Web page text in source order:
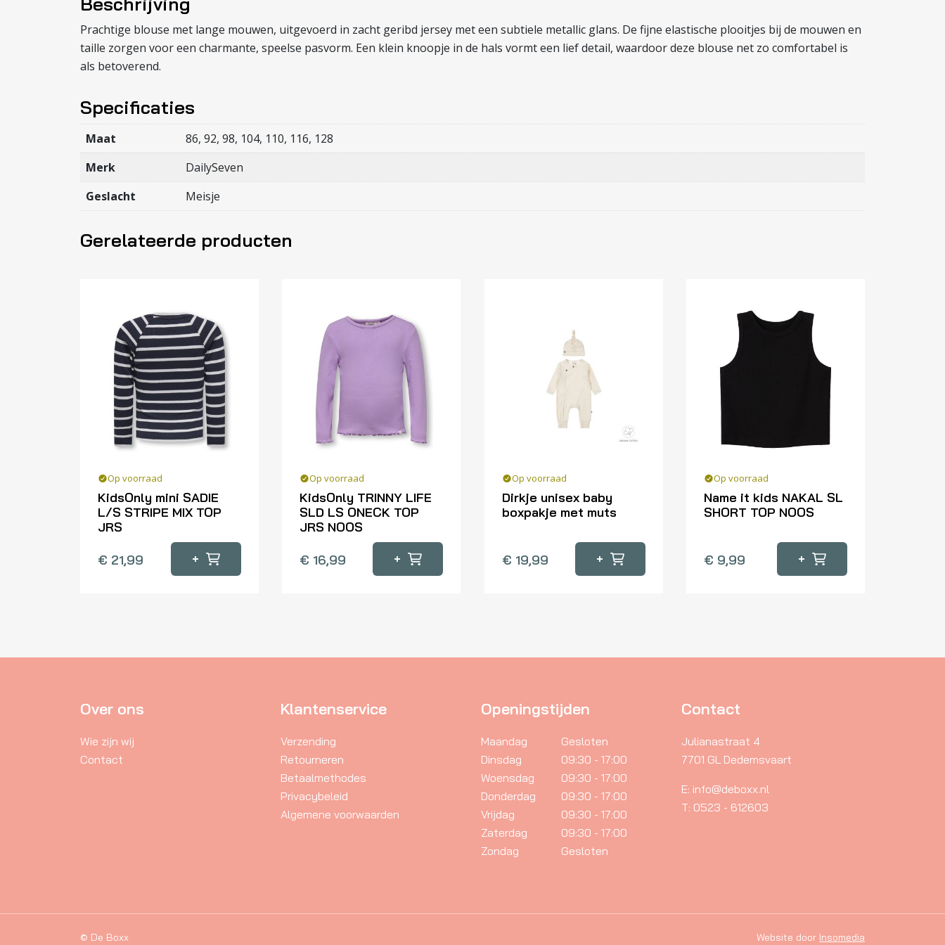
Prachtige blouse met lange mouwen, uitgevoerd in zacht geribd jersey met een subtiele metallic glans. De fijne elastische plooitjes bij de mouwen en
taille zorgen voor een charmante, speelse pasvorm. Een klein knoopje in de hals vormt een lief detail, waardoor deze blouse net zo comfortabel is
als betoverend.
Specificaties
Maat
86, 92, 98, 104, 110, 116, 128
Merk
DailySeven
Geslacht
Meisje
Gerelateerde producten
Op voorraad
KidsOnly mini SADIE
L/S STRIPE MIX TOP
JRS
€ 21,99 +
product
optie
worden
de
productpagina
Op voorraad
KidsOnly TRINNY LIFE
SLD LS ONECK TOP
JRS NOOS
€ 16,99 +
product
optie
worden
de
productpagina
Op voorraad
Dirkje unisex baby
boxpakje met muts
€ 19,99 +
product
heeft
kan
op
de
productpagina
Op voorraad
Name it kids NAKAL SL
SHORT TOP NOOS
€ 9,99 +
product
heeft
kan
op
productpagina
Over ons
Wie zijn wij
Contact
Klantenservice
Verzending
Retourneren
Betaalmethodes
Privacybeleid
Algemene voorwaarden
Openingstijden
Maandag
Gesloten
Dinsdag
09:30 - 17:00
Woensdag
09:30 - 17:00
Donderdag
09:30 - 17:00
Vrijdag
09:30 - 17:00
Zaterdag
09:30 - 17:00
Zondag
Gesloten
Contact
Julianastraat 4
7701 GL Dedemsvaart
E: info@deboxx.nl
T: 0523 - 612603
© De Boxx Website door Insomedia